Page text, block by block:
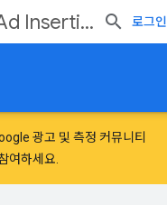
Insertion 로그인
광고 및 측정 커뮤니티
여하세요.